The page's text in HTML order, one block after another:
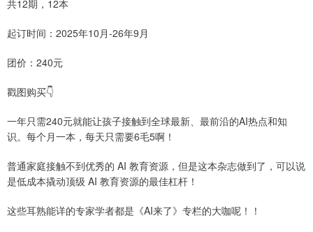
共12期，12本
起订时间：2025年10月-26年9月
团价：240元
戳图购买👇
一年只需240元就能让孩子接触到全球最新、最前沿的AI热点和知
识。每个月一本，每天只需要6毛5啊！
普通家庭接触不到优秀的 AI 教育资源，但是这本杂志做到了，可以说
是低成本撬动顶级 AI 教育资源的最佳杠杆！
这些耳熟能详的专家学者都是《AI来了》专栏的大咖呢！！